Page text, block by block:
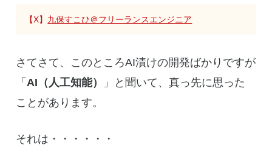
【X】 九保すこひ＠フリーランスエンジニア
さてさて、このところAI漬けの開発ばかりですが
「AI（人工知能）
」と聞いて、真っ先に思った
ことがあります。
それは・・・・・・